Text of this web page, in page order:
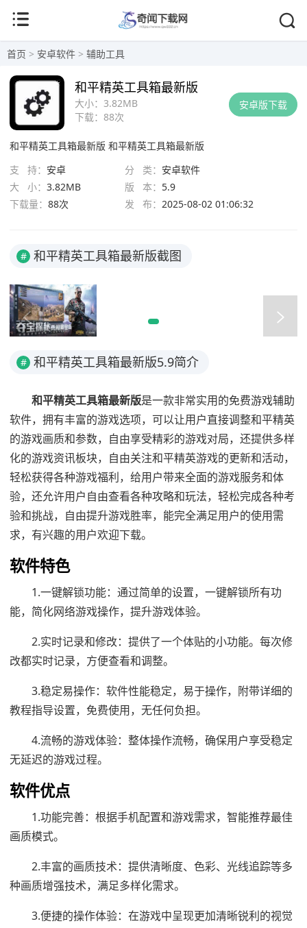
首页 > 安卓软件 > 辅助工具
安卓版下载
大小： 3.82MB
下载： 88次
和平精英工具箱最新版
和平精英工具箱最新版 和平精英工具箱最新版
支 持： 安卓 分 类： 安卓软件
大 小： 3.82MB 版 本： 5.9
下载量： 88次 发 布： 2025-08-02 01:06:32
# 和平精英工具箱最新版截图
# 和平精英工具箱最新版5.9简介
和平精英工具箱最新版是一款非常实用的免费游戏辅助
软件，拥有丰富的游戏选项，可以让用户直接调整和平精英
的游戏画质和参数，自由享受精彩的游戏对局，还提供多样
化的游戏资讯板块，自由关注和平精英游戏的更新和活动，
轻松获得各种游戏福利，给用户带来全面的游戏服务和体
验，还允许用户自由查看各种攻略和玩法，轻松完成各种考
验和挑战，自由提升游戏胜率，能完全满足用户的使用需
求，有兴趣的用户欢迎下载。
软件特色
1.一键解锁功能：通过简单的设置，一键解锁所有功
能，简化网络游戏操作，提升游戏体验。
2.实时记录和修改：提供了一个体贴的小功能。每次修
改都实时记录，方便查看和调整。
3.稳定易操作：软件性能稳定，易于操作，附带详细的
教程指导设置，免费使用，无任何负担。
4.流畅的游戏体验：整体操作流畅，确保用户享受稳定
无延迟的游戏过程。
软件优点
1.功能完善：根据手机配置和游戏需求，智能推荐最佳
画质模式。
2.丰富的画质技术：提供清晰度、色彩、光线追踪等多
种画质增强技术，满足多样化需求。
3.便捷的操作体验：在游戏中呈现更加清晰锐利的视觉